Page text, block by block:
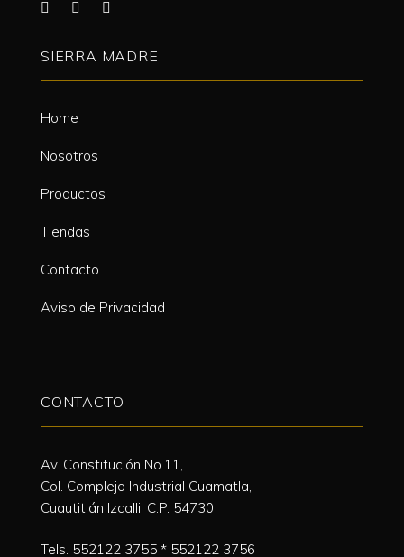
SIERRA MADRE
Home
Nosotros
Productos
Tiendas
Contacto
Aviso de Privacidad
CONTACTO
Av. Constitución No.11,
Col. Complejo Industrial Cuamatla,
Cuautitlán Izcalli, C.P. 54730
Tels. 552122 3755 * 552122 3756